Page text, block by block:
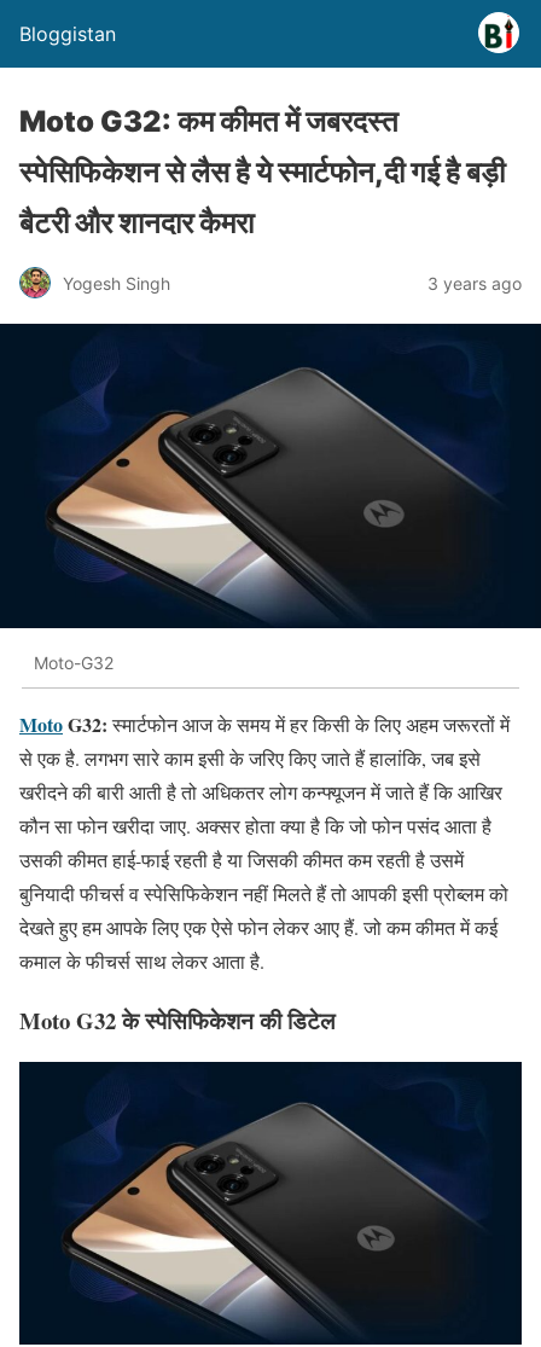
Bloggistan
Moto G32: कम कीमत में जबरदस्त
स्पेसिफिकेशन से लैस है ये स्मार्टफोन,दी गई है बड़ी
बैटरी और शानदार कैमरा
Yogesh Singh 3 years ago
Moto-G32
MotoG32:स्मार्टफोन आज के समय में हर किसी के लिए अहम जरूरतों में
से एक है. लगभग सारे काम इसी के जरिए किए जाते हैं हालांकि, जब इसे
खरीदने की बारी आती है तो अधिकतर लोग कन्फ्यूजन में जाते हैं कि आखिर
कौन सा फोन खरीदा जाए. अक्सर होता क्या है कि जो फोन पसंद आता है
उसकी कीमत हाई-फाई रहती है या जिसकी कीमत कम रहती है उसमें
बुनियादी फीचर्स व स्पेसिफिकेशन नहीं मिलते हैं तो आपकी इसी प्रोब्लम को
देखते हुए हम आपके लिए एक ऐसे फोन लेकर आए हैं. जो कम कीमत में कई
कमाल के फीचर्स साथ लेकर आता है.
Moto G32 के स्पेसिफिकेशन की डिटेल